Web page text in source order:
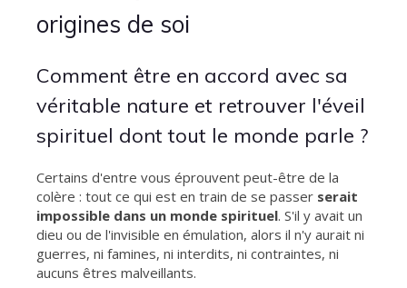
origines de soi
Comment être en accord avec sa
véritable nature et retrouver l'éveil
spirituel dont tout le monde parle ?
Certains d'entre vous éprouvent peut-être de la
colère : tout ce qui est en train de se passer serait
impossible dans un monde spirituel. S'il y avait un
dieu ou de l'invisible en émulation, alors il n'y aurait ni
guerres, ni famines, ni interdits, ni contraintes, ni
aucuns êtres malveillants.